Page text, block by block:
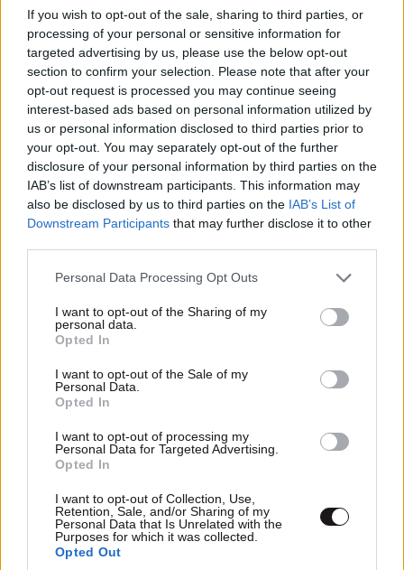
If you wish to opt-out of the sale, sharing to third parties, or
processing of your personal or sensitive information for
targeted advertising by us, please use the below opt-out
section to confirm your selection. Please note that after your
opt-out request is processed you may continue seeing
interest-based ads based on personal information utilized by
us or personal information disclosed to third parties prior to
your opt-out. You may separately opt-out of the further
disclosure of your personal information by third parties on the
IAB’s list of downstream participants. This information may
also be disclosed by us to third parties on the IAB’s List of
Downstream Participants that may further disclose it to other
Please note that this website/app uses one or more Google
not limited to your visit or usage behaviour. You may click to
grant or deny consent to Google and its third-party tags to
use your data for below specified purposes in below Google
consent section.
Personal Data Processing Opt Outs
I want to opt-out of the Sharing of my
personal data.
Opted In
I want to opt-out of the Sale of my
Personal Data.
Opted In
I want to opt-out of processing my
Personal Data for Targeted Advertising.
Opted In
I want to opt-out of Collection, Use,
Retention, Sale, and/or Sharing of my
Personal Data that Is Unrelated with the
Purposes for which it was collected.
Opted Out
Μαρία Εκμεκτσίογλου: «17 λευκά τριαντάφυλλα
για έναν χρόνο» από τον σύζυγό της στην
Κωνσταντινούπολη
Κωνσταντίνος Αργυρός και Αλεξάνδρα Νίκα: Οι
πάνω στο γιοτ
Ακολουθήστε το